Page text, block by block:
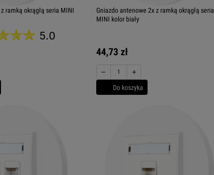
ramką okrągłą seria MINI
5.0
Gniazdo antenowe 2x z ramką okrągłą seria
MINI kolor biały
44,73 zł
− +
Do koszyka